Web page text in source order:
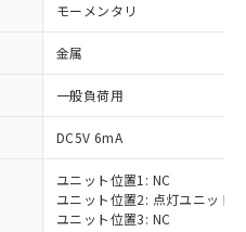
モーメンタリ
金属
一般負荷用
DC5V 6mA
ユニット位置1: NC
ユニット位置2: 点灯ユニット
ユニット位置3: NC